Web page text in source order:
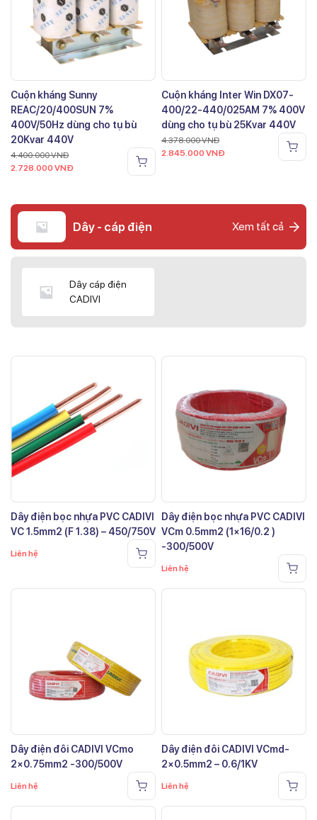
Cuộn kháng Sunny
REAC/20/400SUN 7%
400V/50Hz dùng cho tụ bù
20Kvar 440V
4.400.000VNĐ
2.728.000 VNĐ
Cuộn kháng Inter Win DX07-
400/22-440/025AM 7% 400V
dùng cho tụ bù 25Kvar 440V
4.378.000VNĐ
2.845.000 VNĐ
Dây - cáp điện Xem tất cả
Dây cáp điện
CADIVI
Dây điện bọc nhựa PVC CADIVI
VC 1.5mm2 (F 1.38) – 450/750V
Liên hệ
Dây điện bọc nhựa PVC CADIVI
VCm 0.5mm2 (1×16/0.2 )
-300/500V
Liên hệ
Dây điện đôi CADIVI VCmo
2×0.75mm2 -300/500V
Liên hệ
Dây điện đôi CADIVI VCmd-
2×0.5mm2 – 0.6/1KV
Liên hệ